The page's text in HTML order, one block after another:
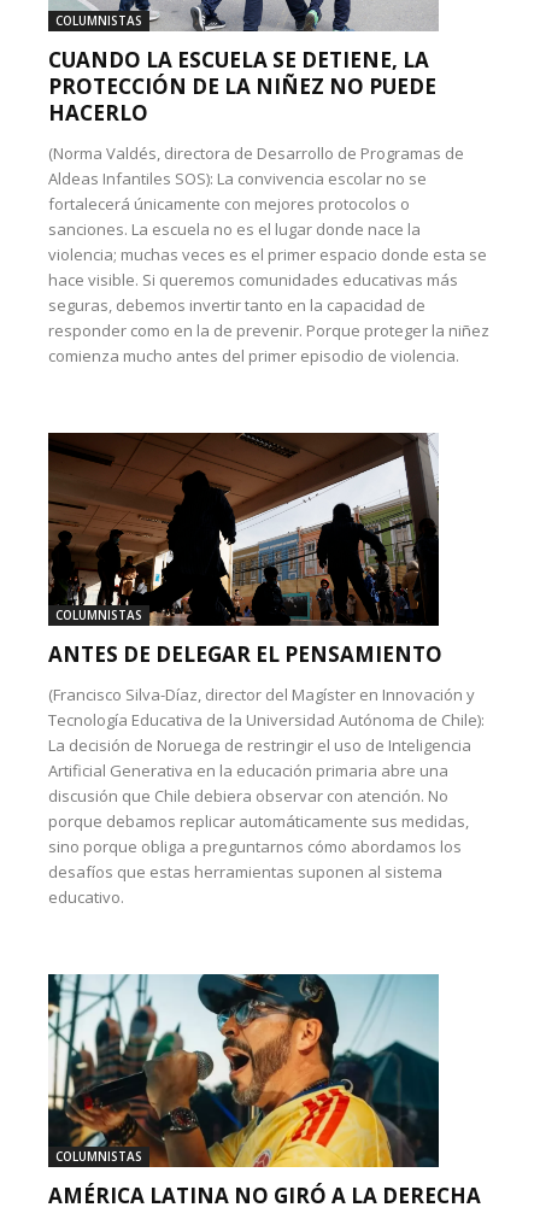
COLUMNISTAS
CUANDO LA ESCUELA SE DETIENE, LA
PROTECCIÓN DE LA NIÑEZ NO PUEDE
HACERLO
(Norma Valdés, directora de Desarrollo de Programas de
Aldeas Infantiles SOS): La convivencia escolar no se
fortalecerá únicamente con mejores protocolos o
sanciones. La escuela no es el lugar donde nace la
violencia; muchas veces es el primer espacio donde esta se
hace visible. Si queremos comunidades educativas más
seguras, debemos invertir tanto en la capacidad de
responder como en la de prevenir. Porque proteger la niñez
comienza mucho antes del primer episodio de violencia.
COLUMNISTAS
ANTES DE DELEGAR EL PENSAMIENTO
(Francisco Silva-Díaz, director del Magíster en Innovación y
Tecnología Educativa de la Universidad Autónoma de Chile):
La decisión de Noruega de restringir el uso de Inteligencia
Artificial Generativa en la educación primaria abre una
discusión que Chile debiera observar con atención. No
porque debamos replicar automáticamente sus medidas,
sino porque obliga a preguntarnos cómo abordamos los
desafíos que estas herramientas suponen al sistema
educativo.
COLUMNISTAS
AMÉRICA LATINA NO GIRÓ A LA DERECHA